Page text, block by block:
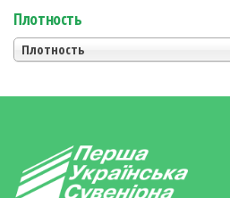
Плотность
Плотность